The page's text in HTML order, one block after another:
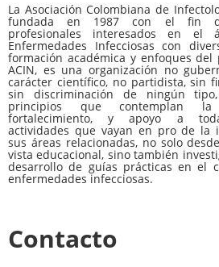
La Asociación Colombiana de
fundada en 1987 con el fin
profesionales interesados en el
Enfermedades Infecciosas con
formación académica y enfoques del
ACIN, es una organización no
carácter científico, no partidista, sin
sin discriminación de ningún
principios que contemplan la
fortalecimiento, y apoyo a
actividades que vayan en pro de la
sus áreas relacionadas, no solo
vista educacional, sino también
desarrollo de guías prácticas en el
enfermedades infecciosas.
Contacto